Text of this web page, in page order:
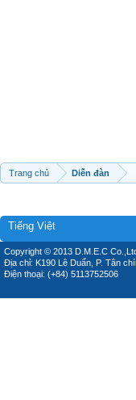
Trang chủ Diễn đàn
Tiếng Việt
Copyright © 2013 D.M.E.C
Địa chỉ: K190 Lê Duẩn, P. Tân
Điện thoại: (+84) 5113752506